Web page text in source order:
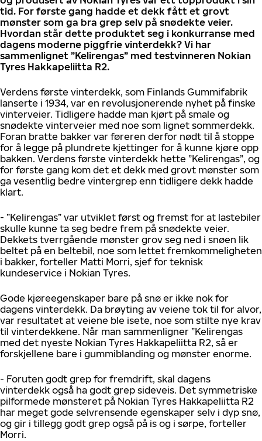
tid. For første gang hadde et dekk fått et grovt
mønster som ga bra grep selv på snødekte veier.
Hvordan står dette produktet seg i konkurranse med
dagens moderne piggfrie vinterdekk? Vi har
sammenlignet ”Kelirengas” med testvinneren Nokian
Tyres Hakkapeliitta R2.
Verdens første vinterdekk, som Finlands Gummifabrik
lanserte i 1934, var en revolusjonerende nyhet på finske
vinterveier. Tidligere hadde man kjørt på smale og
snødekte vinterveier med noe som lignet sommerdekk.
Foran bratte bakker var føreren derfor nødt til å stoppe
for å legge på plundrete kjettinger for å kunne kjøre opp
bakken. Verdens første vinterdekk hette ”Kelirengas”, og
for første gang kom det et dekk med grovt mønster som
ga vesentlig bedre vintergrep enn tidligere dekk hadde
klart.
- ”Kelirengas” var utviklet først og fremst for at lastebiler
skulle kunne ta seg bedre frem på snødekte veier.
Dekkets tverrgående mønster grov seg ned i snøen lik
beltet på en beltebil, noe som lettet fremkommeligheten
i bakker, forteller Matti Morri, sjef for teknisk
kundeservice i Nokian Tyres.
Gode kjøreegenskaper bare på snø er ikke nok for
dagens vinterdekk. Da brøyting av veiene tok til for alvor,
var resultatet at veiene ble isete, noe som stilte nye krav
til vinterdekkene. Når man sammenligner ”Kelirengas
med det nyeste Nokian Tyres Hakkapeliitta R2, så er
forskjellene bare i gummiblanding og mønster enorme.
- Foruten godt grep for fremdrift, skal dagens
vinterdekk også ha godt grep sideveis. Det symmetriske
pilformede mønsteret på Nokian Tyres Hakkapeliitta R2
har meget gode selvrensende egenskaper selv i dyp snø,
og gir i tillegg godt grep også på is og i sørpe, forteller
Morri.